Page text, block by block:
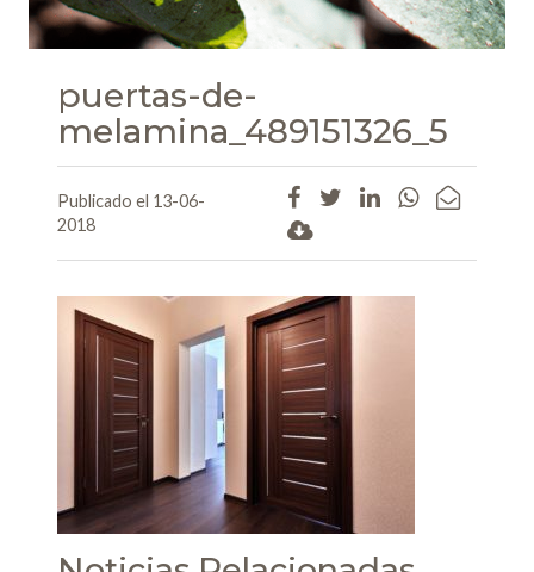
puertas-de-
melamina_489151326_5
Publicado el 13-06-
2018